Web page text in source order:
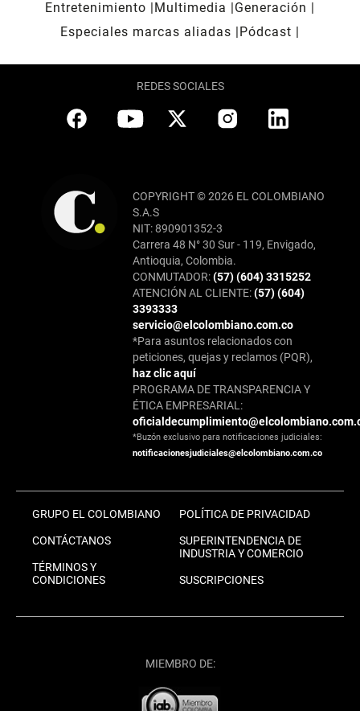
Entretenimiento
Multimedia
Generación
Especiales marcas aliadas
Pódcast
REDES SOCIALES
COPYRIGHT © 2026 EL COLOMBIANO
S.A.S
NIT: 890901352-3
Carrera 48 N° 30 Sur - 119, Envigado,
Antioquia, Colombia.
CONMUTADOR:(57) (604) 3315252
ATENCIÓN AL CLIENTE:(57) (604)
3393333
servicio@elcolombiano.com.co
*Para asuntos relacionados con
peticiones, quejas y reclamos (PQR),
haz clic aquí
PROGRAMA DE TRANSPARENCIA Y
ÉTICA EMPRESARIAL:
*Buzón exclusivo para notificaciones judiciales:
notificacionesjudiciales@elcolombiano.com.co
GRUPO EL COLOMBIANO
CONTÁCTANOS
TÉRMINOS Y
CONDICIONES
POLÍTICA DE PRIVACIDAD
SUPERINTENDENCIA DE
INDUSTRIA Y COMERCIO
SUSCRIPCIONES
MIEMBRO DE: